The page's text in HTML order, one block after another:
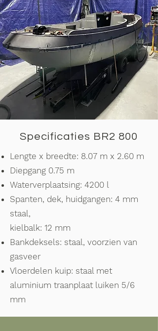
Specificaties BR2 800
Lengte x breedte: 8.07 m x 2.60 m
Diepgang 0.75 m
Waterverplaatsing: 4200 l
Spanten, dek, huidgangen: 4 mm
staal,
kielbalk: 12 mm
Bankdeksels: staal, voorzien van
gasveer
Vloerdelen kuip: staal met
aluminium traanplaat luiken 5/6
mm